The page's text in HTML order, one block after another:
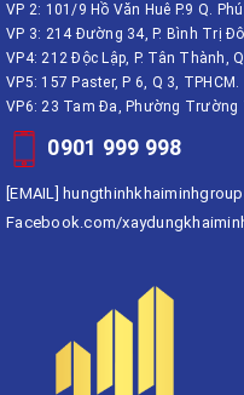
VP 2: 101/9 Hồ Văn Huê P.9 Q.
VP 3: 214 Đường 34, P. Bình Trị
VP4: 212 Độc Lập, P. Tân Thành,
VP5: 157 Paster, P 6, Q 3, TPHCM.
VP6: 23 Tam Đa, Phường Trường
0901 999 998
[EMAIL]
Facebook.com/